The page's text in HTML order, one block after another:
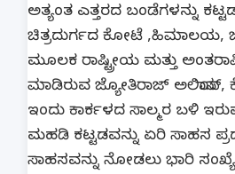
ಅತ್ಯಂತ ಎತ್ತರದ ಬಂಡೆಗಳನ್ನು
ಚಿತ್ರದುರ್ಗದ ಕೋಟೆ ,ಹಿಮಾಲಯ,
ಮೂಲಕ ರಾಷ್ಟ್ರೀಯ ಮತ್ತು
ಮಾಡಿರುವ ಜ್ಯೋತಿರಾಜ್
ಇಂದು ಕಾರ್ಕಳದ ಸಾಲ್ಮರ ಬಳಿ
ಮಹಡಿ ಕಟ್ಟಡವನ್ನು ಏರಿ ಸಾಹಸ
ಸಾಹಸವನ್ನು ನೋಡಲು ಭಾರಿ